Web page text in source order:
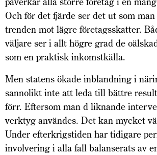
Och för det fjärde ser det ut som
trenden mot lägre företagsskatter.
väljare ser i allt högre grad de
som en praktisk inkomstkälla.
Men statens ökade inblandning i
sannolikt inte att leda till bättre
förr. Eftersom man d liknande
verktyg användes. Det kan mycket
Under efterkrigstiden har tidigare
involvering i alla fall balanserats av